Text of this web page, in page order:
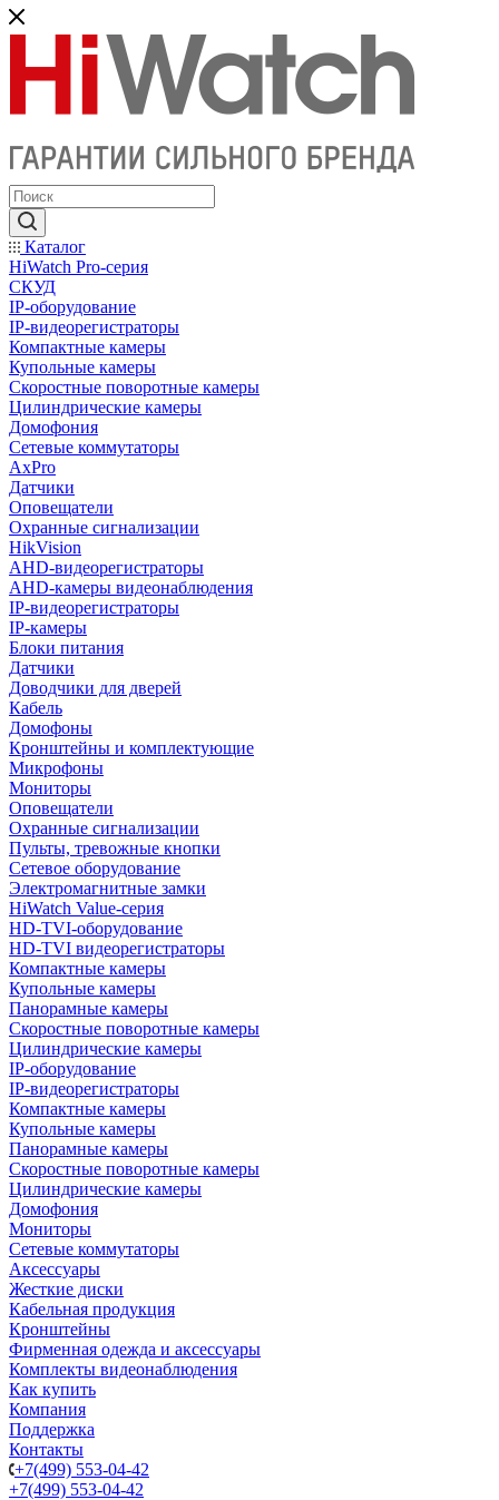
Каталог
HiWatch Pro-серия
CКУД
IP-оборудование
IP-видеорегистраторы
Компактные камеры
Купольные камеры
Скоростные поворотные камеры
Цилиндрические камеры
Домофония
Сетевые коммутаторы
AxPro
Датчики
Оповещатели
Охранные сигнализации
HikVision
AHD-видеорегистраторы
AHD-камеры видеонаблюдения
IP-видеорегистраторы
IP-камеры
Блоки питания
Датчики
Доводчики для дверей
Кабель
Домофоны
Кронштейны и комплектующие
Микрофоны
Мониторы
Оповещатели
Охранные сигнализации
Пульты, тревожные кнопки
Сетевое оборудование
Электромагнитные замки
HiWatch Value-серия
HD-TVI-оборудование
HD-TVI видеорегистраторы
Компактные камеры
Купольные камеры
Панорамные камеры
Скоростные поворотные камеры
Цилиндрические камеры
IP-оборудование
IP-видеорегистраторы
Компактные камеры
Купольные камеры
Панорамные камеры
Скоростные поворотные камеры
Цилиндрические камеры
Домофония
Мониторы
Сетевые коммутаторы
Аксессуары
Жесткие диски
Кабельная продукция
Кронштейны
Фирменная одежда и аксессуары
Комплекты видеонаблюдения
Как купить
Компания
Поддержка
Контакты
+7(499) 553-04-42
+7(499) 553-04-42